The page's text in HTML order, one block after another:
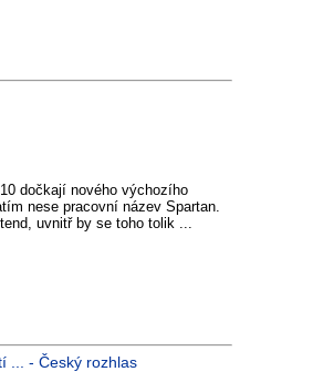
dočkají nového výchozího
nese pracovní název Spartan.
uvnitř by se toho tolik ...
... - Český rozhlas